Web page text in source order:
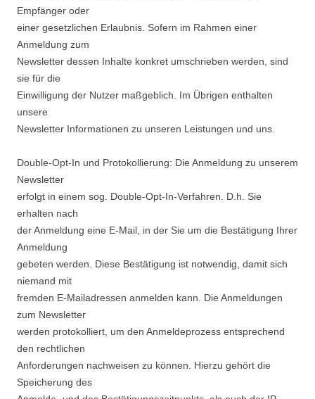
Empfänger oder
einer gesetzlichen Erlaubnis. Sofern im Rahmen einer
Anmeldung zum
Newsletter dessen Inhalte konkret umschrieben werden, sind
sie für die
Einwilligung der Nutzer maßgeblich. Im Übrigen enthalten
unsere
Newsletter Informationen zu unseren Leistungen und uns.
Double-Opt-In und Protokollierung: Die Anmeldung zu unserem
Newsletter
erfolgt in einem sog. Double-Opt-In-Verfahren. D.h. Sie
erhalten nach
der Anmeldung eine E-Mail, in der Sie um die Bestätigung Ihrer
Anmeldung
gebeten werden. Diese Bestätigung ist notwendig, damit sich
niemand mit
fremden E-Mailadressen anmelden kann. Die Anmeldungen
zum Newsletter
werden protokolliert, um den Anmeldeprozess entsprechend
den rechtlichen
Anforderungen nachweisen zu können. Hierzu gehört die
Speicherung des